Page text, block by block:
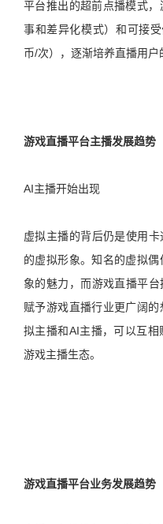
平台推出的超前点播模式
事和差异化模式）和可接
币/次），逐渐培养直播用户
游戏直播平台主播发展趋势
AI主播开始出现
虚拟主播的背后仍是使用
的虚拟形象。知名的虚拟
象的魅力，而游戏直播平
赋予游戏直播行业更广阔
拟主播和AI主播，可以互
游戏主播生态。
游戏直播平台业务发展趋势